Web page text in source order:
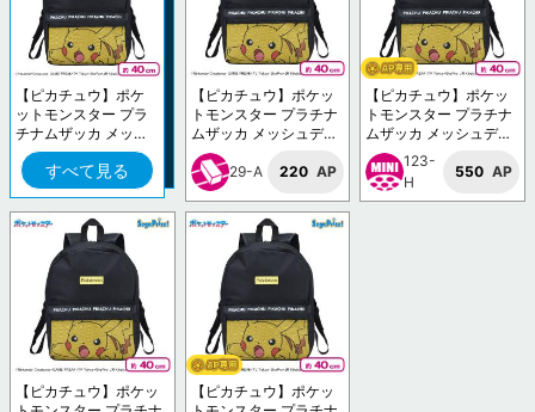
【ピカチュウ】ポケ
ットモンスター プラ
チナムザッカ メッシ
ュデザインリュックV
ol.1.5すべて見る
【ピカチュウ】ポケッ
トモンスター プラチナ
ムザッカ メッシュデザ
インリュックVol.1.5
29-A
220 AP
【ピカチュウ】ポケッ
トモンスター プラチナ
ムザッカ メッシュデザ
インリュックVol.1.5
123-
H
550 AP
【ピカチュウ】ポケッ
【ピカチュウ】ポケッ